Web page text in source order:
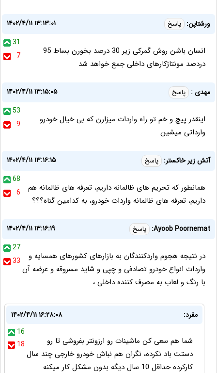
ورشتاپن: پاسخ
۱۴۰۲/۴/۱۱ ۱۳:۱۳:۰۱
31
7
انسان باشن روش گمرکی زیر 30 درصد بخورن بساط 95
دردصد مونتاژکارهای داخلی جمع خواهد شد
مهدی : پاسخ
۱۴۰۲/۴/۱۱ ۱۳:۱۵:۰۵
53
9
اینقدر پیچ و خم تو راه واردات میزارن که بی خیال خودرو
وارداتی میشین
آتش زیر خاکستر: پاسخ
۱۴۰۲/۴/۱۱ ۱۳:۱۶:۱۵
68
6
همانطور که تحریم های ظالمانه داریم، تعرفه های ظالمانه هم
داریم، تعرفه های ظالمانه واردات خودرو، به کدامین گناه؟؟؟
Ayoob Poornemat: پاسخ
۱۴۰۲/۴/۱۱ ۱۳:۱۶:۱۹
27
33
در نتیجه هجوم واردکنندگان به بازارهای کشورهای همسایه و
واردات انواع خودرو تصادفی و چپی و شاید مسروقه و عرضه آن
با رنگ و لعاب به مصرف کننده داخلی ،
مفرد:
۱۴۰۲/۴/۱۱ ۱۶:۲۸:۰۸
16
18
شما هم سعی کن ماشینات رو ارزونتر بفروشی تا رو
دستت باد نکرده، نگران هم نباش خودرو خارجی چند سال
کارکرده حداقل 10 سال دیگه بدون مشکل کار میکنه